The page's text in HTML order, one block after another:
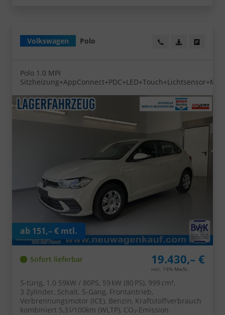
Volkswagen Polo Wir rufen Sie an!
PDF-Datei,
Polo 1.0 MPI
Sofort lieferbar 19.430,– €
incl. 19% MwSt.
ab 151,– € mtl.
5-türig, 1.0 59kW / 80PS, 59 kW (80 PS), 999 cm³,
3 Zylinder, Schalt. 5-Gang, Frontantrieb,
Verbrennungsmotor (ICE), Benzin, Kraftstoffverbrauch
kombiniert 5,3 l/100km (WLTP), CO₂-Emission